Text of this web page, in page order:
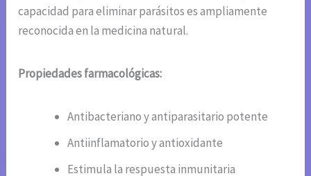
capacidad para eliminar parásitos es ampliamente
reconocida en la medicina natural.
Propiedades farmacológicas:
Antibacteriano y antiparasitario potente
Antiinflamatorio y antioxidante
Estimula la respuesta inmunitaria